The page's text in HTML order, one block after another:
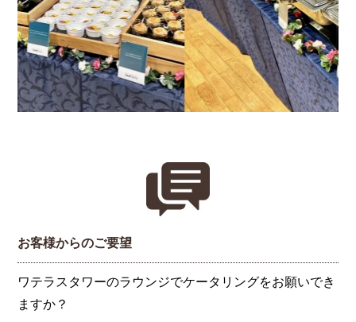
お客様からのご要望
ワテラスタワーのラウンジでケータリングをお願いでき
ますか？